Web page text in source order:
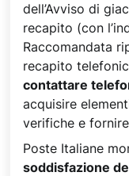
dell’Avviso di
recapito (con
Raccomandata
recapito
contattare
acquisire
verifiche e
Poste Italiane
soddisfazione